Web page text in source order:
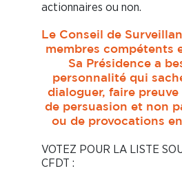
actionnaires ou non.
Le Conseil de
membres compétents
Sa Présidence a
personnalité qui
dialoguer, faire preuve
de persuasion et non
ou de provocations
VOTEZ POUR LA LISTE
CFDT :